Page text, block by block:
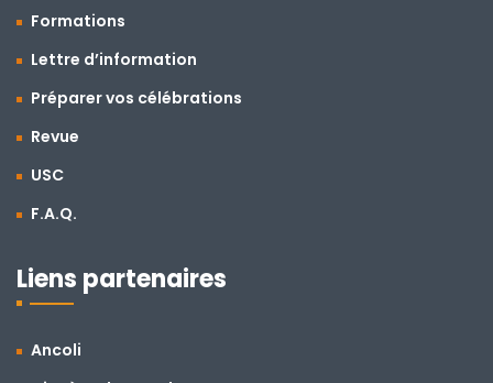
Formations
Lettre d’information
Préparer vos célébrations
Revue
USC
F.A.Q.
Liens partenaires
Ancoli